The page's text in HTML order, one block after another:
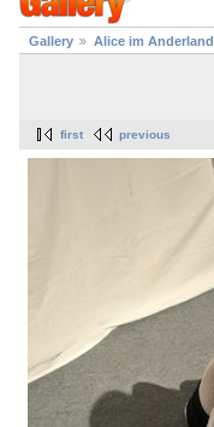
Gallery Alice im Anderland
first previous